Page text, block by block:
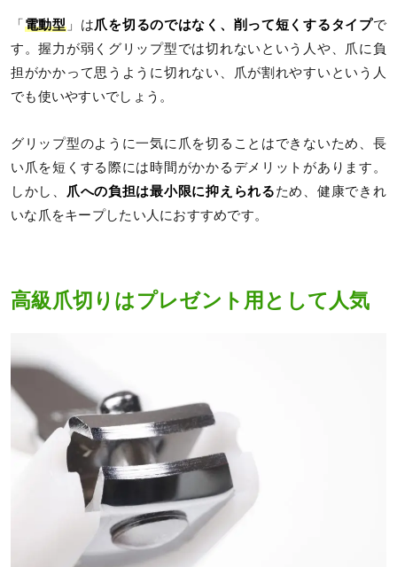
「 電動型」は爪を切るのではなく、削って短くするタイプで
す。握力が弱くグリップ型では切れないという人や、爪に負
担がかかって思うように切れない、爪が割れやすいという人
でも使いやすいでしょう。
グリップ型のように一気に爪を切ることはできないため、長
い爪を短くする際には時間がかかるデメリットがあります。
しかし、
爪への負担は最小限に抑えられるため、健康できれ
いな爪をキープしたい人におすすめです。
高級爪切りはプレゼント用として人気